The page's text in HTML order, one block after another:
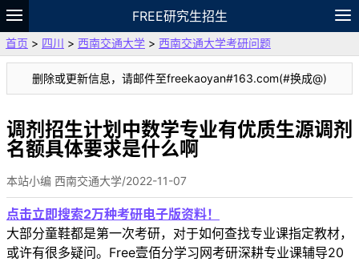
FREE研究生招生
题库
故事 专题 APP 笔记
论坛
VIP
资料
首页 > 四川 > 西南交通大学 > 西南交通大学考研问题
删除或更新信息，请邮件至freekaoyan#163.com(#换成@)
调剂招生计划中数学专业有优质生源调剂
名额具体要求是什么啊
本站小编 西南交通大学/2022-11-07
点击立即搜索2万种考研电子版资料！
大部分童鞋都是第一次考研，对于如何查找专业课指定教材，
或许有很多疑问。Free壹佰分学习网考研深耕专业课辅导20